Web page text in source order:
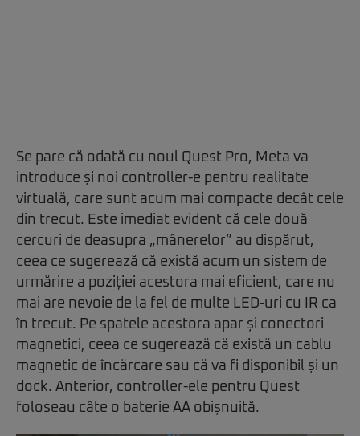
Se pare că odată cu noul Quest Pro, Meta va
introduce și noi controller-e pentru realitate
virtuală, care sunt acum mai compacte decât cele
din trecut. Este imediat evident că cele două
cercuri de deasupra „mânerelor” au dispărut,
ceea ce sugerează că există acum un sistem de
urmărire a poziției acestora mai eficient, care nu
mai are nevoie de la fel de multe LED-uri cu IR ca
în trecut. Pe spatele acestora apar și conectori
magnetici, ceea ce sugerează că există un cablu
magnetic de încărcare sau că va fi disponibil și un
dock. Anterior, controller-ele pentru Quest
foloseau câte o baterie AA obișnuită.